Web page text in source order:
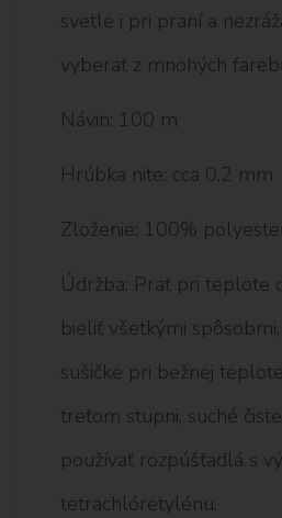
svetle i pri praní a
vyberať z mnohých
Návin: 100 m
Hrúbka nite: cca 0,2 mm
Zloženie: 100%
Údržba: Prať pri teplote
bieliť všetkými
sušičke pri bežnej
treťom stupni, suché
používať rozpúšťadlá s
tetrachlóretylénu.